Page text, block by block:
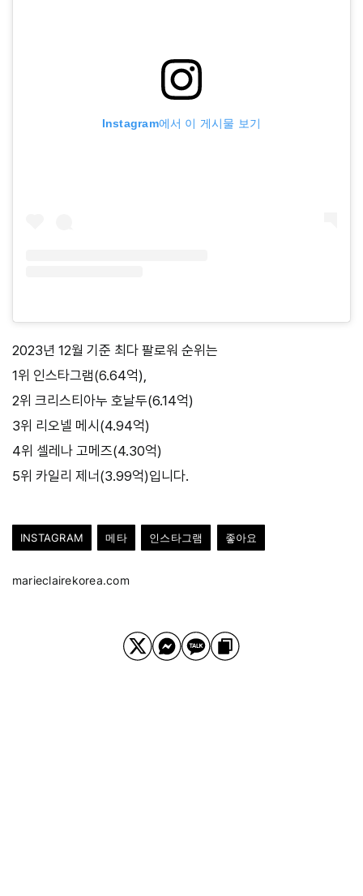
Instagram에서 이 게시물 보기
2023년 12월 기준 최다 팔로워 순위는
1위 인스타그램(6.64억),
2위 크리스티아누 호날두(6.14억)
3위 리오넬 메시(4.94억)
4위 셀레나 고메즈(4.30억)
5위 카일리 제너(3.99억)입니다.
INSTAGRAM 메타 인스타그램 좋아요
marieclairekorea.com